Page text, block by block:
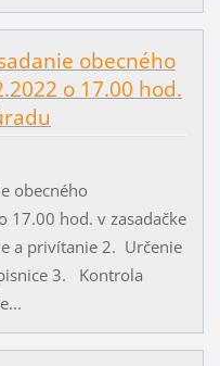
obecného
o 17.00 hod.
obecného
17.00 hod. v zasadačke
a privítanie 2. Určenie
3. Kontrola